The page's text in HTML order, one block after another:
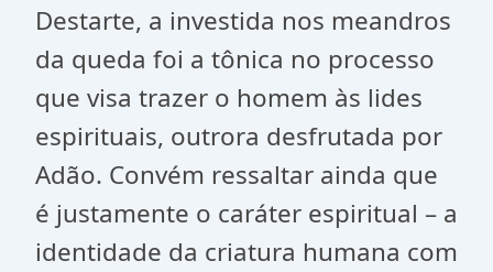
Destarte, a investida nos meandros
da queda foi a tônica no processo
que visa trazer o homem às lides
espirituais, outrora desfrutada por
Adão. Convém ressaltar ainda que
é justamente o caráter espiritual – a
identidade da criatura humana com